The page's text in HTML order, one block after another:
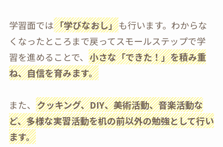
学習面では「学びなおし」も行います。わからな
くなったところまで戻ってスモールステップで学
習を進めることで、 小さな「できた！」を積み重
ね、自信を育みます。
また、 クッキング、DIY、美術活動、音楽活動な
ど、多様な実習活動を机の前以外の勉強として行い
ます。